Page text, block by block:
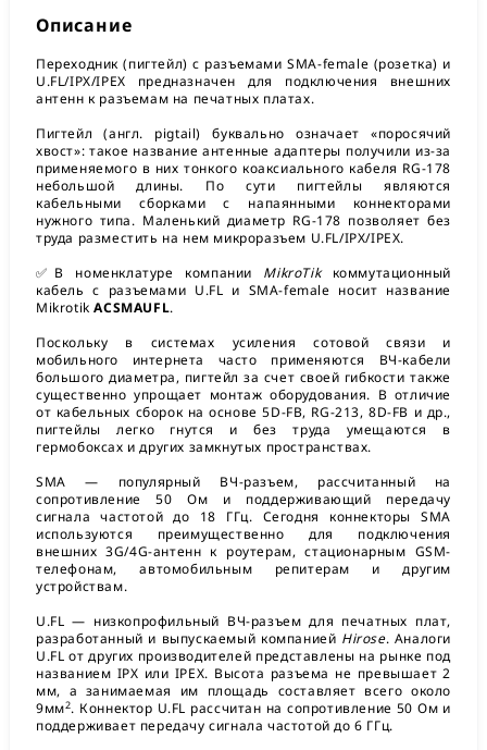
Описание
Переходник (пигтейл) с разъемами SMA-female (розетка) и
U.FL/IPX/IPEX предназначен для подключения внешних
антенн к разъемам на печатных платах.
Пигтейл (англ. pigtail) буквально означает «поросячий
хвост»: такое название антенные адаптеры получили из-за
применяемого в них тонкого коаксиального кабеля RG-178
небольшой длины. По сути пигтейлы являются
кабельными сборками с напаянными коннекторами
нужного типа. Маленький диаметр RG-178 позволяет без
труда разместить на нем микроразъем U.FL/IPX/IPEX.
✅В номенклатуре компании MikroTikкоммутационный
кабель с разъемами U.FL и SMA-female носит название
MikrotikACSMAUFL.
Поскольку в системах усиления сотовой связи и
мобильного интернета часто применяются ВЧ-кабели
большого диаметра, пигтейл за счет своей гибкости также
существенно упрощает монтаж оборудования. В отличие
от кабельных сборок на основе 5D-FB, RG-213, 8D-FB и др.,
пигтейлы легко гнутся и без труда умещаются в
гермобоксах и других замкнутых пространствах.
SMA — популярный ВЧ-разъем, рассчитанный на
сопротивление 50 Ом и поддерживающий передачу
сигнала частотой до 18 ГГц. Сегодня коннекторы SMA
используются преимущественно для подключения
внешних 3G/4G-антенн к роутерам, стационарным GSM-
телефонам, автомобильным репитерам и другим
устройствам.
U.FL — низкопрофильный ВЧ-разъем для печатных плат,
разработанный и выпускаемый компанией Hirose. Аналоги
U.FL от других производителей представлены на рынке под
названием IPX или IPEX. Высота разъема не превышает 2
мм, а занимаемая им площадь составляет всего около
9мм2. Коннектор U.FL рассчитан на сопротивление 50 Ом и
поддерживает передачу сигнала частотой до 6 ГГц.